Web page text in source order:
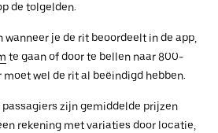
de tolgelden.
wanneer je de rit beoordeelt in de app,
te gaan of door te bellen naar 800-
moet wel de rit al beëindigd hebben.
zijn gemiddelde prijzen
rekening met variaties door locatie,